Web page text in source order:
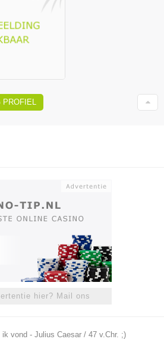
hier? Mail ons
ik vond - Julius Caesar / 47 v.Chr. ;)